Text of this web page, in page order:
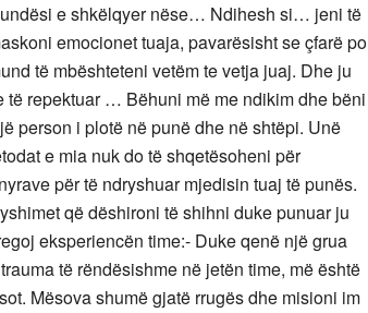
e shkëlqyer nëse… Ndihesh si… jeni të
emocionet tuaja, pavarësisht se çfarë po
të mbështeteni vetëm te vetja juaj. Dhe ju
repektuar … Bëhuni më me ndikim dhe bëni
person i plotë në punë dhe në shtëpi. Unë
e mia nuk do të shqetësoheni për
për të ndryshuar mjedisin tuaj të punës.
që dëshironi të shihni duke punuar ju
eksperiencën time:- Duke qenë një grua
të rëndësishme në jetën time, më është
Mësova shumë gjatë rrugës dhe misioni im